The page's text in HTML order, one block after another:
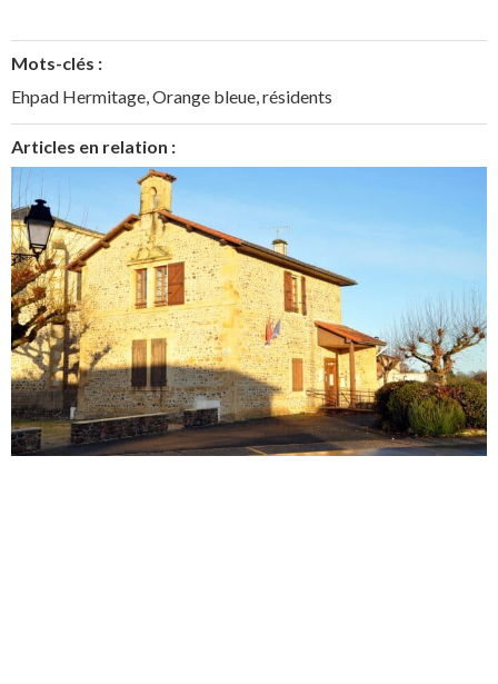
Mots-clés :
Ehpad Hermitage Orange bleue résidents
Articles en relation :